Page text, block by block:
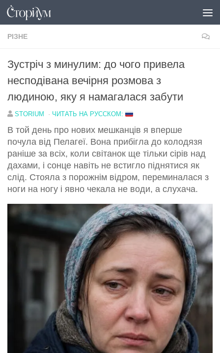
Перейти до вмісту
РІЗНЕ
Зустріч з минулим: до чого привела
несподівана вечірня розмова з
людиною, яку я намагалася забути
STORIUM · ЧИТАТЬ НА РУССКОМ:
В той день про нових мешканців я вперше
почула від Пелагеї. Вона прибігла до колодязя
раніше за всіх, коли світанок ще тільки сірів над
дахами, і сонце навіть не встигло піднятися як
слід. Стояла з порожнім відром, переминалася з
ноги на ногу і явно чекала не води, а слухача.